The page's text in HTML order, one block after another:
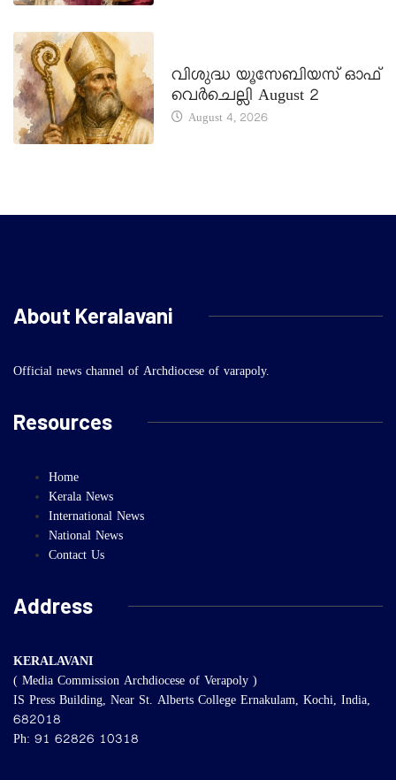
വിശുദ്ധ യൂസേബിയസ് ഓഫ്
വെർചെല്ലി August 2
August 4, 2026
About Keralavani
Official news channel of Archdiocese of varapoly.
Resources
Home
Kerala News
International News
National News
Contact Us
Address
KERALAVANI
( Media Commission Archdiocese of Verapoly )
IS Press Building, Near St. Alberts College Ernakulam, Kochi, India,
682018
Ph: 91 62826 10318